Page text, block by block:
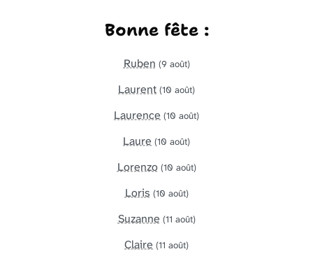
Bonne fête :
Ruben (9 août)
Laurent (10 août)
Laurence (10 août)
Laure (10 août)
Lorenzo (10 août)
Loris (10 août)
Suzanne (11 août)
Claire (11 août)